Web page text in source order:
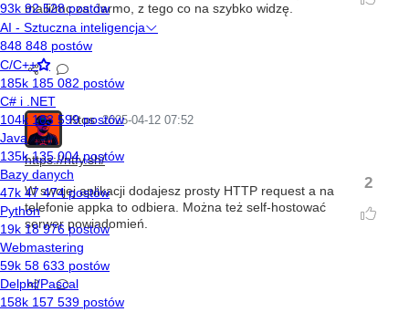
maili/mc za darmo, z tego co na szybko widzę.
Ktos 2025-04-12 07:52
2
https://ntfy.sh/
W swojej aplikacji dodajesz prosty HTTP request a na
telefonie appka to odbiera. Można też self-hostować
serwer powiadomień.